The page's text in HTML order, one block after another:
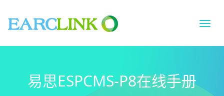
切
导
易思ESPCMS-P8在线手册